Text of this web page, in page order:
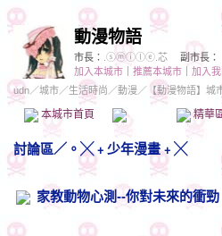
動漫物語
市長： .ⓢⓜⓘⓛⓔ.芯
副市長：
加入本城市
推薦本城市 加入
udn／城市／生活時尚 ／動漫 ／ 【動漫物語】城
本城市首頁 精華
討論區／ 。╳﹢少年漫畫﹢╳
家教動物心測--你對未來的衝勁